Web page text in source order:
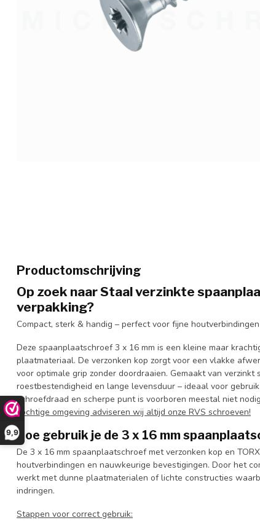
9,9
Productomschrijving
Op zoek naar Staal verzinkte
verpakking?
Compact, sterk & handig – perfect voor fijne houtverbindingen
Deze spaanplaatschroef 3 x 16 mm is een kleine maar
plaatmateriaal. De verzonken kop zorgt voor een vlakke
voor optimale grip zonder doordraaien. Gemaakt van
roestbestendigheid en lange levensduur – ideaal voor
schroefdraad en scherpe punt is voorboren meestal niet
vochtige omgeving adviseren wij altijd onze RVS schroeven!
Hoe gebruik je de 3 x 16 mm
De 3 x 16 mm spaanplaatschroef met verzonken kop en
houtverbindingen en nauwkeurige bevestigingen. Door het
werkt met dunne plaatmaterialen of lichte constructies
indringen.
Stappen voor correct gebruik: